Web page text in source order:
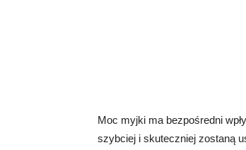
Moc myjki ma bezpośredni
szybciej i skuteczniej zostaną